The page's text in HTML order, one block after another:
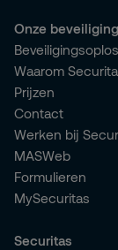
Onze
Waarom
Prijzen
Contact
Werken bij
MASWeb
Formulieren
MySecuritas
Securitas